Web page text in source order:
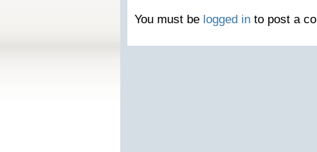
You must be logged in to post a